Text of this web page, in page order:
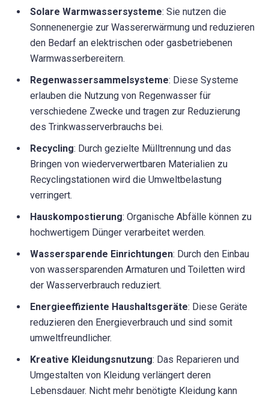
Solare Warmwassersysteme: Sie nutzen die
Sonnenenergie zur Wassererwärmung und reduzieren
den Bedarf an elektrischen oder gasbetriebenen
Warmwasserbereitern.
Regenwassersammelsysteme: Diese Systeme
erlauben die Nutzung von Regenwasser für
verschiedene Zwecke und tragen zur Reduzierung
des Trinkwasserverbrauchs bei.
Recycling: Durch gezielte Mülltrennung und das
Bringen von wiederverwertbaren Materialien zu
Recyclingstationen wird die Umweltbelastung
verringert.
Hauskompostierung: Organische Abfälle können zu
hochwertigem Dünger verarbeitet werden.
Wassersparende Einrichtungen: Durch den Einbau
von wassersparenden Armaturen und Toiletten wird
der Wasserverbrauch reduziert.
Energieeffiziente Haushaltsgeräte: Diese Geräte
reduzieren den Energieverbrauch und sind somit
umweltfreundlicher.
Kreative Kleidungsnutzung: Das Reparieren und
Umgestalten von Kleidung verlängert deren
Lebensdauer. Nicht mehr benötigte Kleidung kann